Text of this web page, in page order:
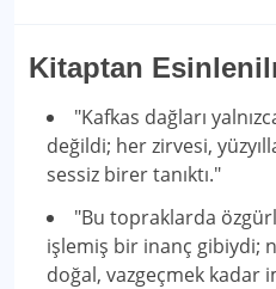
Kitaptan
"Kafkas dağları
değildi; her zirvesi,
sessiz birer tanıktı."
"Bu topraklarda
işlemiş bir inanç gibiydi;
doğal, vazgeçmek kadar